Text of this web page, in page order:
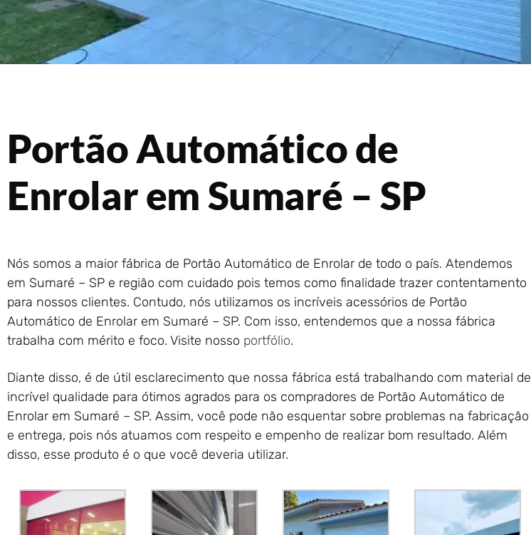
Portão Automático de
Enrolar em Sumaré – SP
Nós somos a maior fábrica de Portão Automático de Enrolar de todo o país. Atendemos
em Sumaré – SP e região com cuidado pois temos como finalidade trazer contentamento
para nossos clientes. Contudo, nós utilizamos os incríveis acessórios de Portão
Automático de Enrolar em Sumaré – SP. Com isso, entendemos que a nossa fábrica
trabalha com mérito e foco. Visite nosso portfólio.
Diante disso, é de útil esclarecimento que nossa fábrica está trabalhando com material de
incrível qualidade para ótimos agrados para os compradores de Portão Automático de
Enrolar em Sumaré – SP. Assim, você pode não esquentar sobre problemas na fabricação
e entrega, pois nós atuamos com respeito e empenho de realizar bom resultado. Além
disso, esse produto é o que você deveria utilizar.